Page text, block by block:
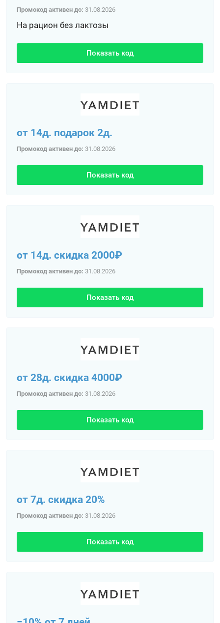
Промокод активен до: 31.08.2026
На рацион без лактозы
Показать код
от 14д. подарок 2д.
Промокод активен до: 31.08.2026
Показать код
от 14д. скидка 2000₽
Промокод активен до: 31.08.2026
Показать код
от 28д. скидка 4000₽
Промокод активен до: 31.08.2026
Показать код
от 7д. скидка 20%
Промокод активен до: 31.08.2026
Показать код